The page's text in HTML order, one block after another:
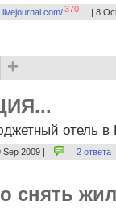
370 | 8
+
отель в
Sep 2009 | 2 ответа
снять